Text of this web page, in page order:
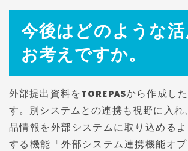
今後はどのような
お考えですか。
外部提出資料をTOREPASから作成し
す。別システムとの連携も視野に入れ
品情報を外部システムに取り込める
する機能「外部システム連携機能オ